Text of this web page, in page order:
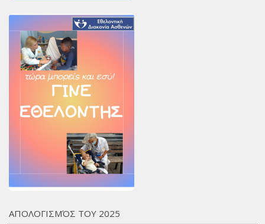
ΑΠΟΛΟΓΙΣΜΌΣ ΤΟΥ 2025